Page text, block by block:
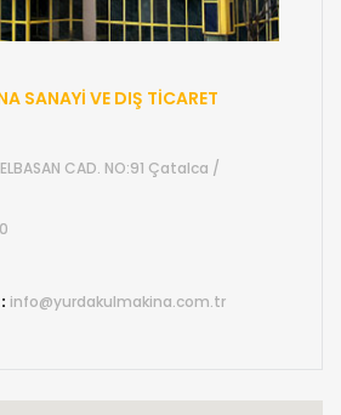
SANAYİ VE DIŞ TİCARET
ELBASAN CAD. NO:91 Çatalca /
info@yurdakulmakina.com.tr